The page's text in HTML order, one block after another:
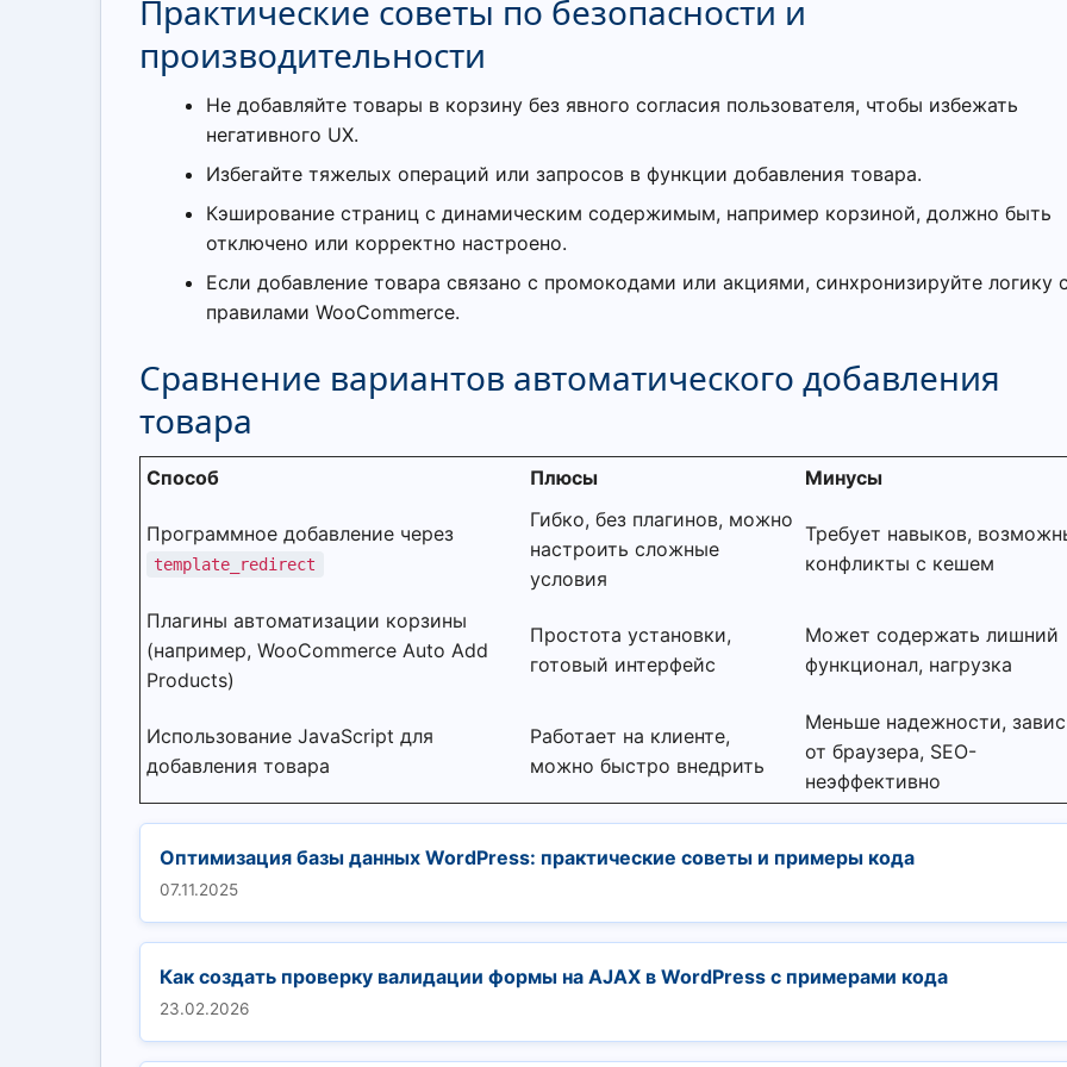
Практические советы по безопасности и
производительности
Не добавляйте товары в корзину без явного согласия пользователя, чтобы избежать
негативного UX.
Избегайте тяжелых операций или запросов в функции добавления товара.
Кэширование страниц с динамическим содержимым, например корзиной, должно быть
отключено или корректно настроено.
Если добавление товара связано с промокодами или акциями, синхронизируйте логику
правилами WooCommerce.
Сравнение вариантов автоматического добавления
товара
Способ Плюсы Минусы
Программное добавление через
template_redirect
Гибко, без плагинов, можно
настроить сложные
условия
Требует навыков,
конфликты с кешем
Плагины автоматизации корзины
(например, WooCommerce Auto Add
Products)
Простота установки,
готовый интерфейс
Может содержать лишний
функционал, нагрузка
Использование JavaScript для
добавления товара
Работает на клиенте,
можно быстро внедрить
Меньше надежности,
от браузера, SEO-
неэффективно
Оптимизация базы данных WordPress: практические советы и примеры кода
07.11.2025
Как создать проверку валидации формы на AJAX в WordPress с примерами кода
23.02.2026